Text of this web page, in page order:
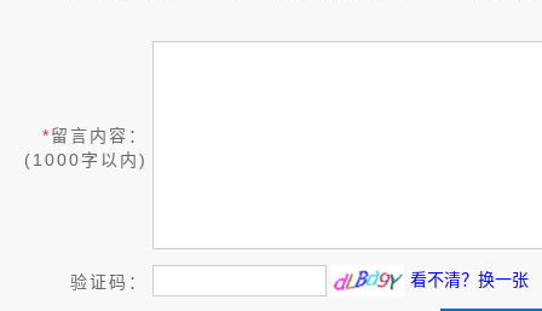
*留言内容：
(1000字以内)
验证码： 看不清？换一张